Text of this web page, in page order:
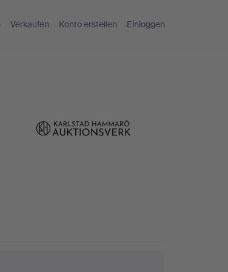
Verkaufen Konto erstellen Einloggen